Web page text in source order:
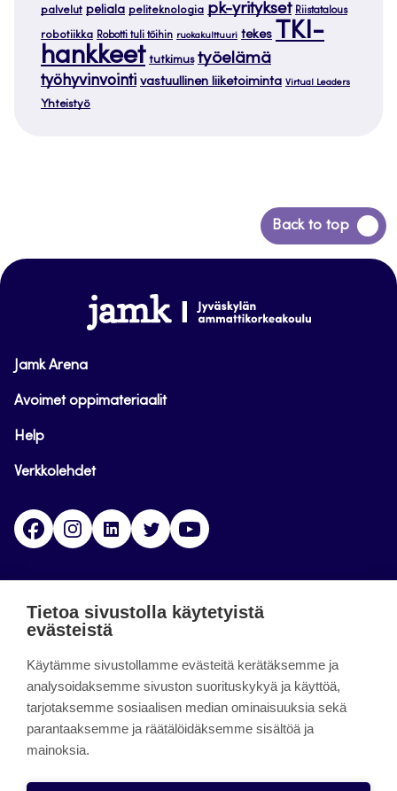
palvelut peliala peliteknologia pk-yritykset Riistatalous
robotiikka Robotti tuli töihin ruokakulttuuri tekes
TKI-
hankkeet tutkimus työelämä
työhyvinvointi vastuullinen liiketoiminta Virtual Leaders
Yhteistyö
Back to top
Siirry
takaisin
www.jamk.fi
Jamk Arena
Avoimet oppimateriaalit
Help
Verkkolehdet
FacebookInstagramLinkedinTwitter
päättynyt 11.9.2023.
About the site
Käyttöehdot
Tietoa sivustolla käytetyistä
evästeistä
Käytämme sivustollamme evästeitä kerätäksemme ja
analysoidaksemme sivuston suorituskykyä ja käyttöä,
tarjotaksemme sosiaalisen median ominaisuuksia sekä
parantaaksemme ja räätälöidäksemme sisältöä ja
mainoksia.